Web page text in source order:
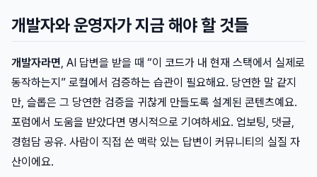
개발자와 운영자가 지금 해야 할 것들
개발자라면 , AI 답변을 받을 때 “이 코드가 내 현재 스택에서 실제로
동작하는지” 로컬에서 검증하는 습관이 필요해요. 당연한 말 같지
만, 슬롭은 그 당연한 검증을 귀찮게 만들도록 설계된 콘텐츠예요.
포럼에서 도움을 받았다면 명시적으로 기여하세요. 업보팅, 댓글,
경험담 공유. 사람이 직접 쓴 맥락 있는 답변이 커뮤니티의 실질 자
산이에요.